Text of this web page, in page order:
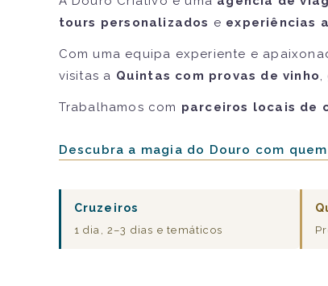
tours personalizados e experiências
Com uma equipa experiente e
visitas a Quintas com provas de vinho,
Trabalhamos com parceiros locais de
Descubra a magia do Douro com
Cruzeiros
1 dia, 2–3 dias e temáticos